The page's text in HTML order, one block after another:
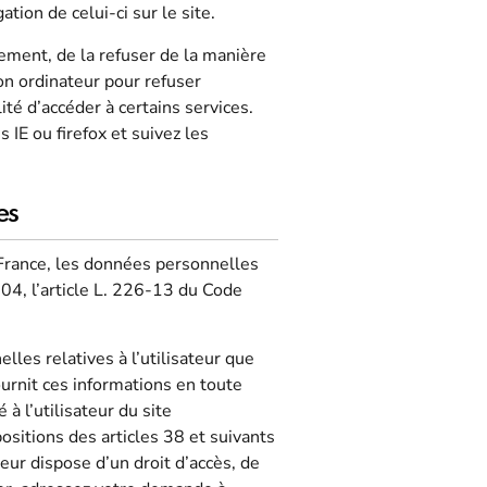
de celui-ci sur le site.
de la refuser de la manière
ordinateur pour refuser
d’accéder à certains services.
IE ou firefox et suivez les
les données personnelles
l’article L. 226-13 du Code
relatives à l’utilisateur que
ces informations en toute
à l’utilisateur du site
des articles 38 et suivants
dispose d’un droit d’accès, de